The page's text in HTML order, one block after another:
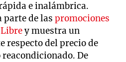
e inalámbrica.
parte de laspromociones
y muestra un
respecto del precio de
De